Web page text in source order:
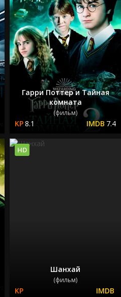
Гарри Поттер и Тайная
комната
(фильм)
8.1 7.4
Шанхай
(фильм)
HD